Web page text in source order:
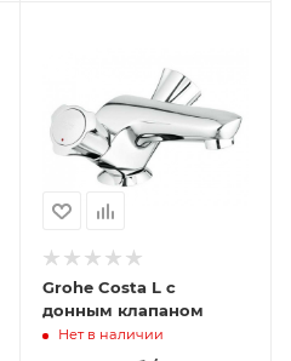
Grohe Costa L с
донным клапаном
Нет в наличии